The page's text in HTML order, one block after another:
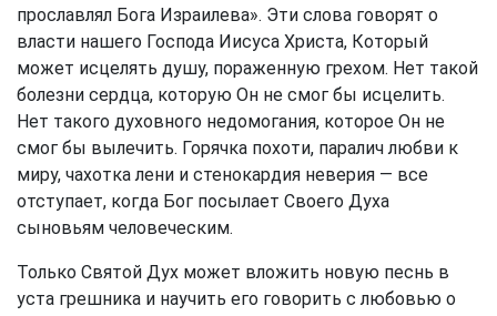
прославлял Бога Израилева». Эти слова говорят о
власти нашего Господа Иисуса Христа, Который
может исцелять душу, пораженную грехом. Нет такой
болезни сердца, которую Он не смог бы исцелить.
Нет такого духовного недомогания, которое Он не
смог бы вылечить. Горячка похоти, паралич любви к
миру, чахотка лени и стенокардия неверия — все
отступает, когда Бог посылает Своего Духа
сыновьям человеческим.
Только Святой Дух может вложить новую песнь в
уста грешника и научить его говорить с любовью о